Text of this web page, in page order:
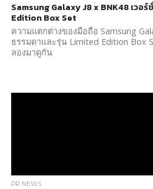
Samsung Galaxy J8 x BNK48 เวอ
Edition Box Set
ความแตกต่างของมือถือ Samsung
ธรรมดาและรุ่น Limited Edition Box
ลองมาดูกัน
PR NEWS